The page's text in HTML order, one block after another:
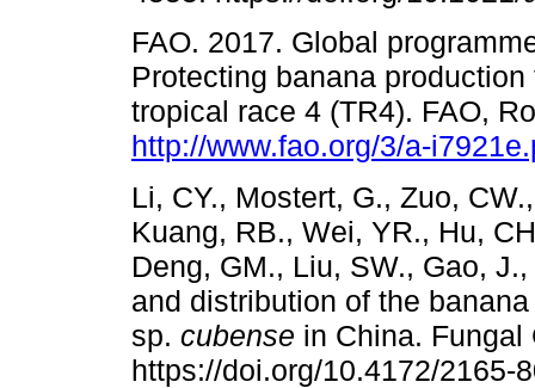
FAO. 2017. Global
Protecting banana
tropical race 4 (TR4). FAO,
http://www.fao.org/3/a-
Li, CY., Mostert, G., Zuo,
Kuang, RB., Wei, YR., Hu,
Deng, GM., Liu, SW., Gao,
and distribution of the
sp. cubense in China.
https://doi.org/10.4172/2165-